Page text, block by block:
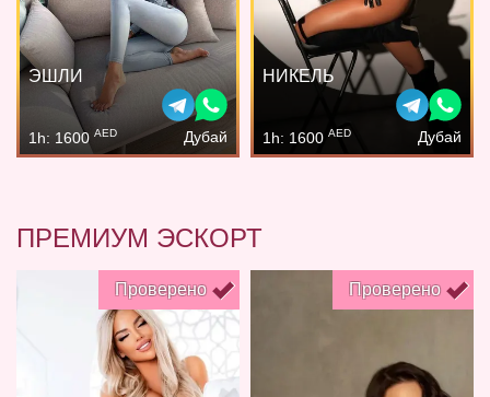
ЭШЛИ
1h: 1600 AED Дубай
НИКЕЛЬ
1h: 1600 AED Дубай
ПРЕМИУМ ЭСКОРТ
Проверено Проверено